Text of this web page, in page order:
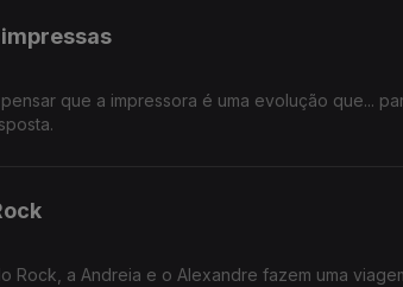
que a impressora é uma evolução que...
Rock, a Andreia e o Alexandre fazem uma